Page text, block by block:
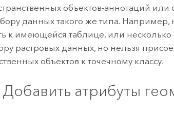
объектов-аннотаций или
данных такого же типа. Например,
к имеющейся таблице, или несколько
растровых данных, но нельзя
объектов к точечному классу.
атрибуты